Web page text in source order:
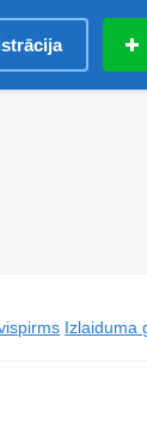
Izlaiduma